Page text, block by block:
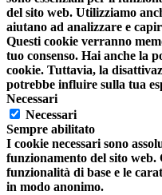
del sito web. Utilizziamo
aiutano ad analizzare e
Questi cookie verranno
tuo consenso. Hai anche la
cookie. Tuttavia, la
potrebbe influire sulla tua
Necessari
Necessari
Sempre abilitato
I cookie necessari sono
funzionamento del sito web.
funzionalità di base e le
in modo anonimo.